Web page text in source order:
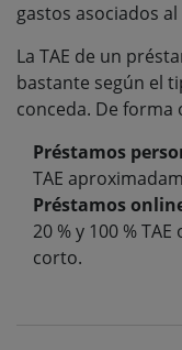
gastos asociados
La TAE de un
bastante según el
conceda. De forma
Préstamos
TAE
Préstamos
20 % y 100 %
corto.